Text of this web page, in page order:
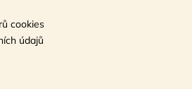
cookies
údajů